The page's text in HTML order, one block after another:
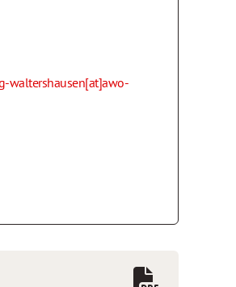
waltershausen[at]awo-